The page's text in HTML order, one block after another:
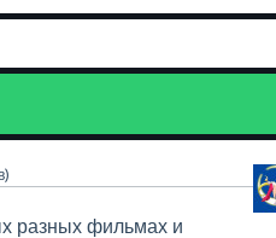
разных фильмах и